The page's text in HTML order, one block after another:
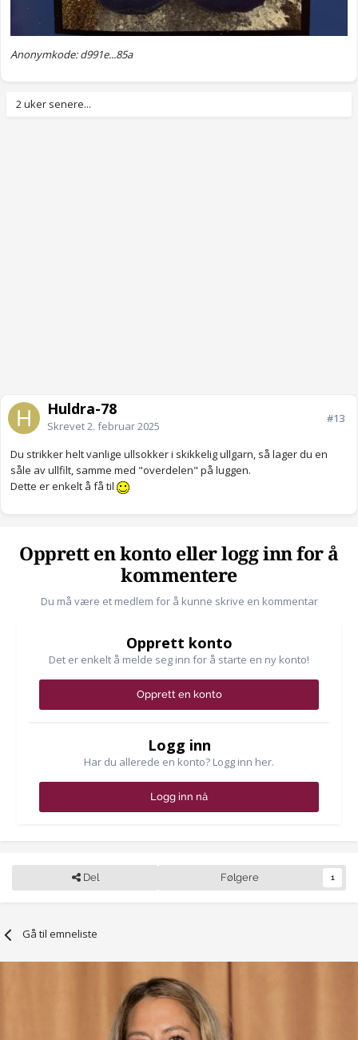
Anonymkode: d991e...85a
2 uker senere...
Huldra-78
Skrevet2. februar 2025
#13
Du strikker helt vanlige ullsokker i skikkelig ullgarn, så lager du en
såle av ullfilt, samme med "overdelen" på luggen.
Dette er enkelt å få til
Opprett en konto eller logg inn for å
kommentere
Du må være et medlem for å kunne skrive en kommentar
Opprett konto
Det er enkelt å melde seg inn for å starte en ny konto!
Opprett en konto
Logg inn
Har du allerede en konto? Logg inn her.
Logg inn nå
Del Følgere 1
Gå til emneliste